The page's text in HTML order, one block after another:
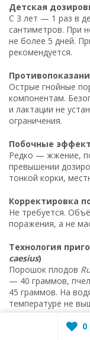
Детская
С 3 лет — 1 раз в
сантиметров. При
не более 5 дней.
рекомендуется.
Острые гнойные
компонентам.
и лактации не
ограничения.
Побочные
Редко — жжение,
превышении
тонкой корки,
Корректировка
Не требуется.
поражения, а не
Технология
caesius)
Порошок плодов
— 40 граммов,
45 граммов. На
температуре не
перемешать до
баночку, остудить.0